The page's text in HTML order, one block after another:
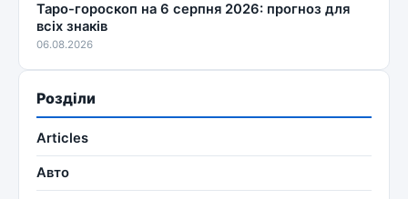
Таро-гороскоп на 6 серпня 2026: прогноз для
всіх знаків
06.08.2026
Розділи
Articles
Авто